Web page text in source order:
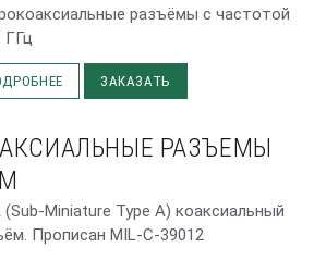
разъёмы с частотой
ГГц
ЗАКАЗАТЬ
РАЗЪЕМЫ
(Sub-Miniature Type A) коаксиальный
Прописан MIL-C-39012